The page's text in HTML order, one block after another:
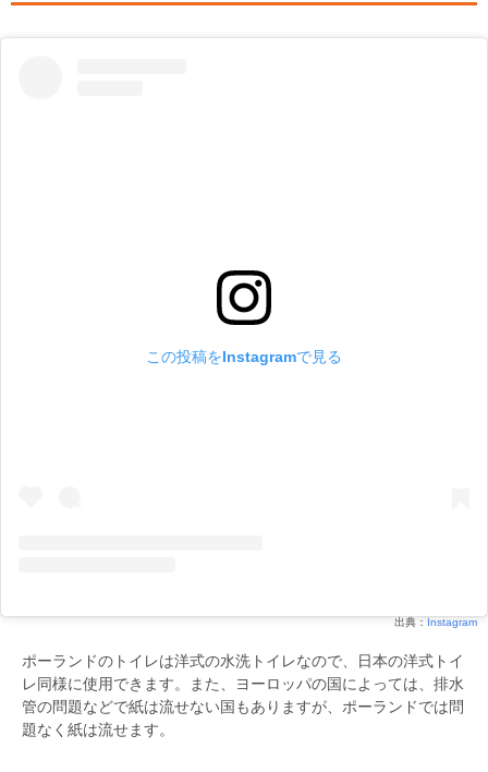
この投稿をInstagramで見る
出典： Instagram
ポーランドのトイレは洋式の水洗トイレなので、日本の洋式トイ
レ同様に使用できます。また、ヨーロッパの国によっては、排水
管の問題などで紙は流せない国もありますが、ポーランドでは問
題なく紙は流せます。